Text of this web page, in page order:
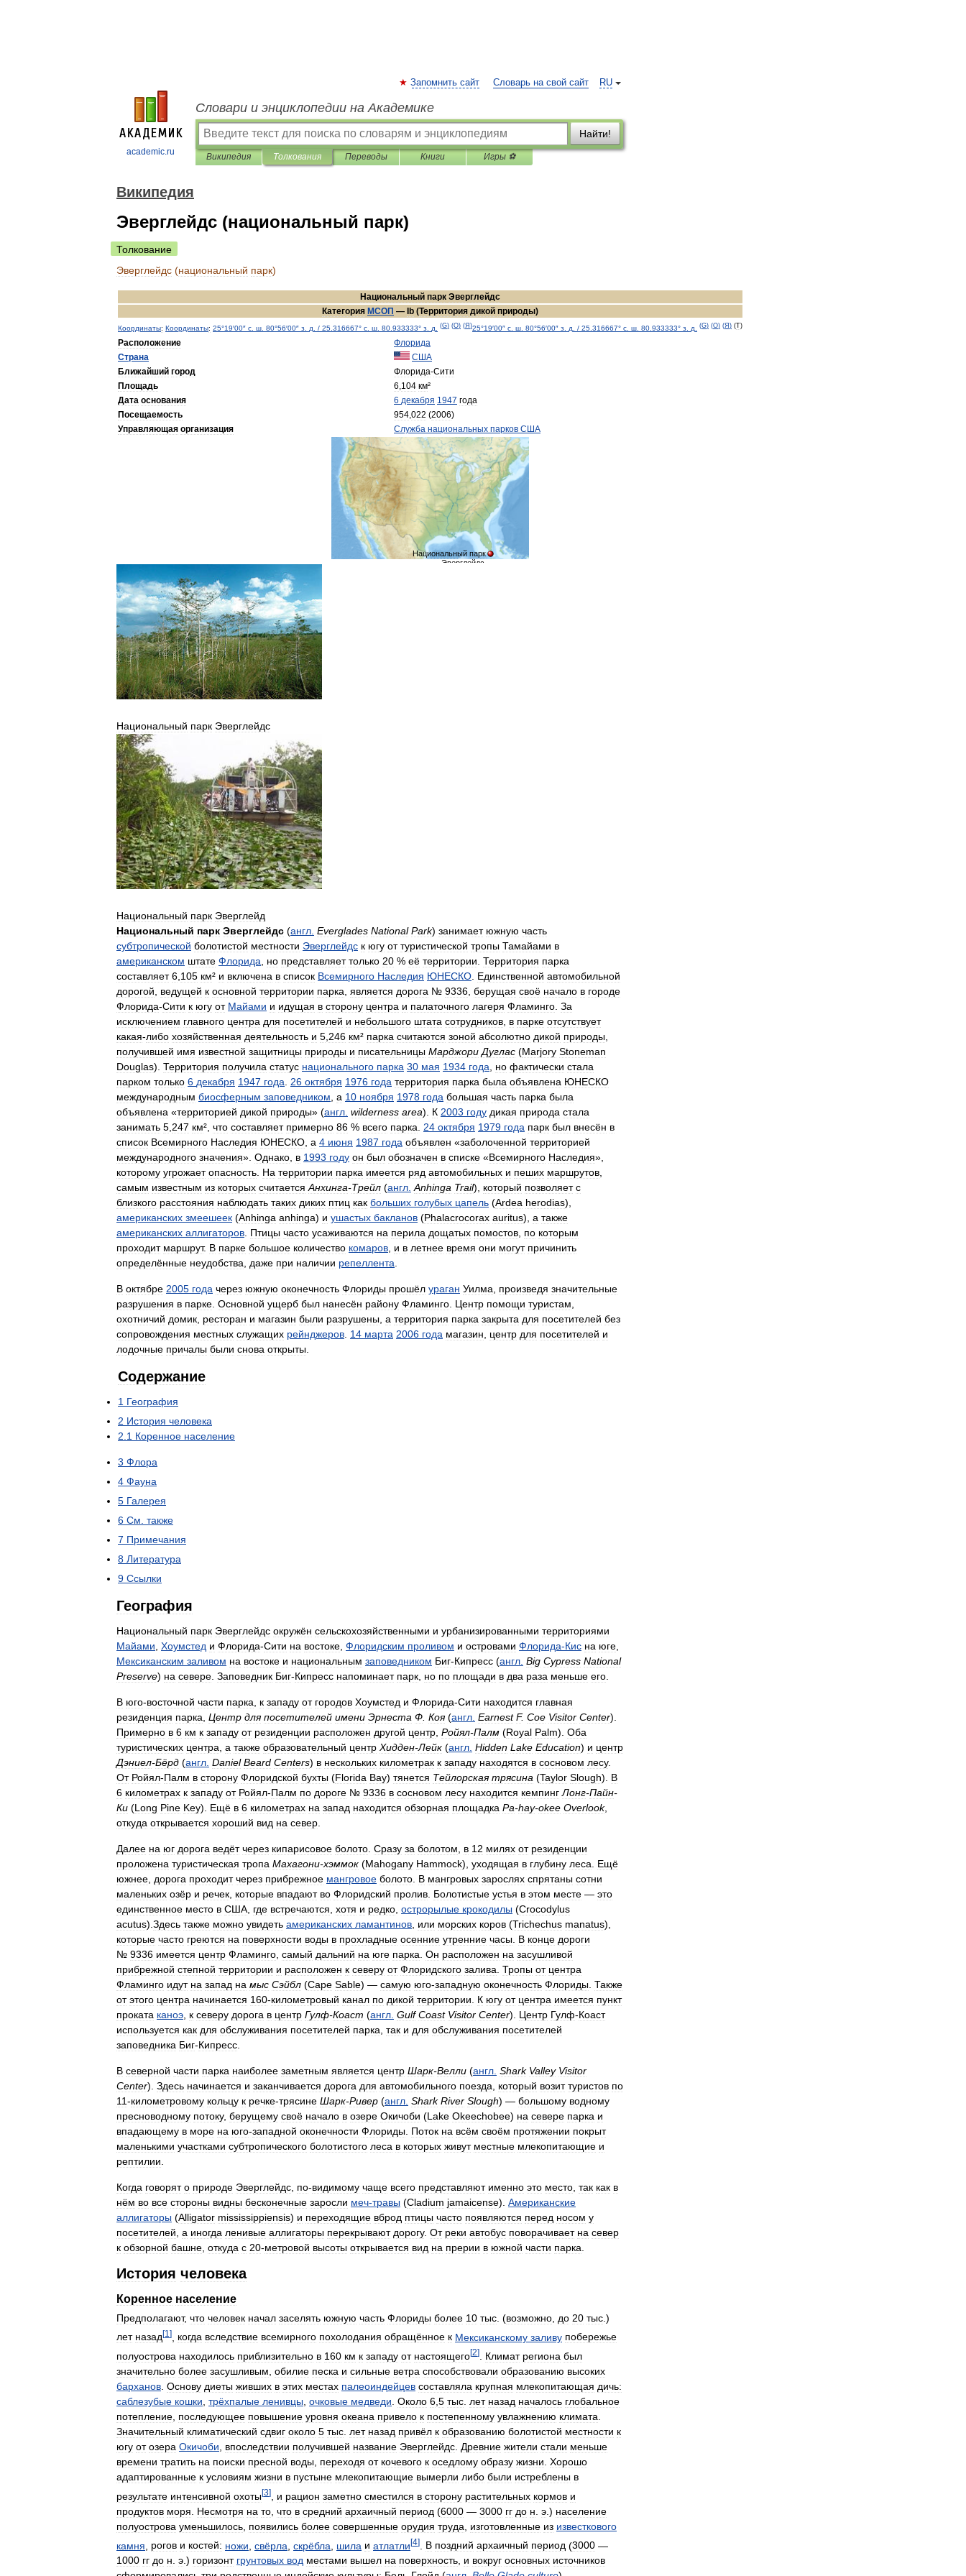
academic.ru
RU
Запомнить сайт Словарь на свой сайт
Словари и энциклопедии на Академике
Найти!
Википедия Толкования Переводы Книги Игры ⚽
Википедия
Эверглейдс (национальный парк)
Толкование
Эверглейдс (национальный парк)
Национальный парк Эверглейдс
Категория МСОП — Ib (Территория дикой природы)
Координаты: Координаты: 25°19′00″ с. ш. 80°56′00″ з. д. / 25.316667° с. ш. 80.933333° з. д. (G) (O) (Я )25°19′00″ с. ш. 80°56′00″ з. д. / 25.316667° с. ш. 80.933333° з. д. (G) (O) (Я ) (T)
Расположение
Флорида
Страна
США
Ближайший город Флорида-Сити
Площадь
6,104 км²
Дата основания 6 декабря 1947 года
Посещаемость
954,022 (2006)
Управляющая организация Служба национальных парков США
Национальный парк
Эверглейдс
Национальный парк Эверглейдс
Национальный парк Эверглейд
Национальный парк Эверглейдс (англ Everglades National Park) занимает южную часть
субтропической болотистой местности Эверглейдс к югу от туристической тропы Тамайами в
американском штате Флорида но представляет только 20 % её территории Территория парка
составляет 6 105 км² и включена в список Всемирного Наследия ЮНЕСКО Единственной автомобильной
дорогой
ведущей к основной территории парка является дорога № 9336 берущая своё начало в городе
Флорида-Сити к югу от Майами и идущая в сторону центра и палаточного лагеря Фламинго За
исключением главного центра для посетителей и небольшого штата сотрудников в парке отсутствует
какая-либо хозяйственная деятельность и 5 246 км² парка считаются зоной абсолютно дикой природы
получившей имя известной защитницы природы и писательницы Марджори Дуглас (Marjory Stoneman
Douglas). Территория получила статус национального парка 30 мая 1934 года но фактически стала
парком только 6 декабря 1947 года 26 октября 1976 года территория парка была объявлена ЮНЕСКО
международным биосферным заповедником а 10 ноября 1978 года большая часть парка была
объявлена «территорией дикой природы» (англ wilderness area). К 2003 году дикая природа стала
занимать 5 247 км², что составляет примерно 86 % всего парка 24 октября 1979 года парк был внесён в
список Всемирного Наследия ЮНЕСКО а 4 июня 1987 года объявлен «заболоченной территорией
международного значения». Однако в 1993 году он был обозначен в списке «Всемирного Наследия»,
которому угрожает опасность На территории парка имеется ряд автомобильных и пеших маршрутов
самым известным из которых считается Анхинга-Трейл (англ Anhinga Trail), который позволяет с
близкого расстояния наблюдать таких диких птиц как больших голубых цапель (Ardea herodias),
американских змеешеек (Anhinga anhinga) и ушастых бакланов (Phalacrocorax auritus), а также
американских аллигаторов Птицы часто усаживаются на перила дощатых помостов по которым
проходит маршрут. В парке большое количество комаров и в летнее время они могут причинить
определённые неудобства даже при наличии репеллента
В октябре 2005 года через южную оконечность Флориды прошёл ураган Уилма произведя значительные
разрушения в парке Основной ущерб был нанесён району Фламинго Центр помощи туристам
охотничий домик ресторан и магазин были разрушены а территория парка закрыта для посетителей без
сопровождения местных служащих рейнджеров 14 марта 2006 года магазин центр для посетителей и
лодочные причалы были снова открыты
Содержание
1 География
2 История человека
2 1 Коренное население
3 Флора
4 Фауна
5 Галерея
6 См также
7 Примечания
8 Литература
9 Ссылки
География
Национальный парк Эверглейдс окружён сельскохозяйственными и урбанизированными территориями
Майами Хоумстед и Флорида-Сити на востоке Флоридским проливом и островами Флорида-Кис на юге
Мексиканским заливом на востоке и национальным заповедником Биг-Кипресс (англ Big Cypress National
Preserve) на севере Заповедник Биг-Кипресс напоминает парк но по площади в два раза меньше его
В юго-восточной части парка к западу от городов Хоумстед и Флорида-Сити находится главная
резиденция парка Центр для посетителей имени Эрнеста Ф Коя(англ Earnest F. Coe Visitor Center).
Примерно в 6 км к западу от резиденции расположен другой центр Ройял-Палм (Royal Palm). Оба
туристических центра а также образовательный центр Хидден-Лейк (англ Hidden Lake Education) и центр
Дэниел-Бёрд (англ Daniel Beard Centers) в нескольких километрак к западу находятся в сосновом лесу.
От Ройял-Палм в сторону Флоридской бухты (Florida Bay) тянется Тейлорская трясина (Taylor Slough). В
6 километрах к западу от Ройял-Палм по дороге № 9336 в сосновом лесу находится кемпинг Лонг-Пайн-
Ки (Long Pine Key). Ещё в 6 километрах на запад находится обзорная площадка Pa-hay-okee Overlook,
откуда открывается хороший вид на север
Далее на юг дорога ведёт через кипарисовое болото Сразу за болотом в 12 милях от резиденции
проложена туристическая тропа Махагони-хэммок (Mahogany Hammock), уходящая в глубину леса
Ещё
южнее дорога проходит через прибрежное мангровое болото В мангровых зарослях спрятаны сотни
маленьких озёр и речек которые впадают во Флоридский пролив Болотистые устья в этом месте — это
единственное место в США где встречаются хотя и редко острорылые крокодилы (Crocodylus
acutus). Здесь также можно увидеть американских ламантинов или морских коров (Trichechus manatus),
которые часто греются на поверхности воды в прохладные осенние утренние часы В конце дороги
№ 9336 имеется центр Фламинго самый дальний на юге парка Он расположен на засушливой
прибрежной степной территории и расположен к северу от Флоридского залива Тропы от центра
Фламинго идут на запад на мыс Сэйбл (Cape Sable) — самую юго-западную оконечность Флориды Также
от этого центра начинается 160-километровый канал по дикой территории К югу от центра имеется пункт
проката каноэ к северу дорога в центр Гулф-Коаст (англ Gulf Coast Visitor Center). Центр Гулф-Коаст
используется как для обслуживания посетителей парка так и для обслуживания посетителей
заповедника Биг-Кипресс
В северной части парка наиболее заметным является центр Шарк-Велли (англ Shark Valley Visitor
Center). Здесь начинается и заканчивается дорога для автомобильного поезда который возит туристов по
11-километровому кольцу к речке-трясине Шарк-Ривер (англ Shark River Slough) — большому водному
пресноводному потоку, берущему своё начало в озере Окичоби (Lake Okeechobee) на севере парка и
впадающему в море на юго-западной оконечности Флориды Поток на всём своём протяжении покрыт
маленькими участками субтропического болотистого леса в которых живут местные млекопитающие и
рептилии
Когда говорят о природе Эверглейдс по-видимому чаще всего представляют именно это место так как в
нём во все стороны видны бесконечные заросли меч-травы (Cladium jamaicense). Американские
аллигаторы (Alligator mississippiensis) и переходящие вброд птицы часто появляются перед носом у
посетителей а иногда ленивые аллигаторы перекрывают дорогу. От реки автобус поворачивает на север
к обзорной башне откуда с 20-метровой высоты открывается вид на прерии в южной части парка
История человека
Коренное население
Предполагают, что человек начал заселять южную часть Флориды более 10 тыс . (возможно до 20 тыс .)
лет назад[1 ] когда вследствие всемирного похолодания обращённое к Мексиканскому заливу побережье
полуострова находилось приблизительно в 160 км к западу от настоящего[2] Климат региона был
значительно более засушливым обилие песка и сильные ветра способствовали образованию высоких
барханов Основу диеты живших в этих местах палеоиндейцев составляла крупная млекопитающая дичь:
саблезубые кошки трёхпалые ленивцы очковые медведи Около 6 5 тыс лет назад началось глобальное
потепление последующее повышение уровня океана привело к постепенному увлажнению климата
Значительный климатический сдвиг около 5 тыс лет назад привёл к образованию болотистой местности к
югу от озера Окичоби впоследствии получившей название Эверглейдс Древние жители стали меньше
времени тратить на поиски пресной воды переходя от кочевого к оседлому образу жизни Хорошо
адаптированные к условиям жизни в пустыне млекопитающие вымерли либо были истреблены в
результате интенсивной охоты[3] и рацион заметно сместился в сторону растительных кормов и
продуктов моря Несмотря на то что в средний архаичный период (6000 — 3000 гг до н э .) население
полуострова уменьшилось появились более совершенные орудия труда изготовленные из известкового
камня
рогов и костей: ножи свёрла скрёбла шила и атлатли[4] В поздний архаичный период (3000 —
1000 гг до н э .) горизонт грунтовых вод местами вышел на поверхность и вокруг основных источников